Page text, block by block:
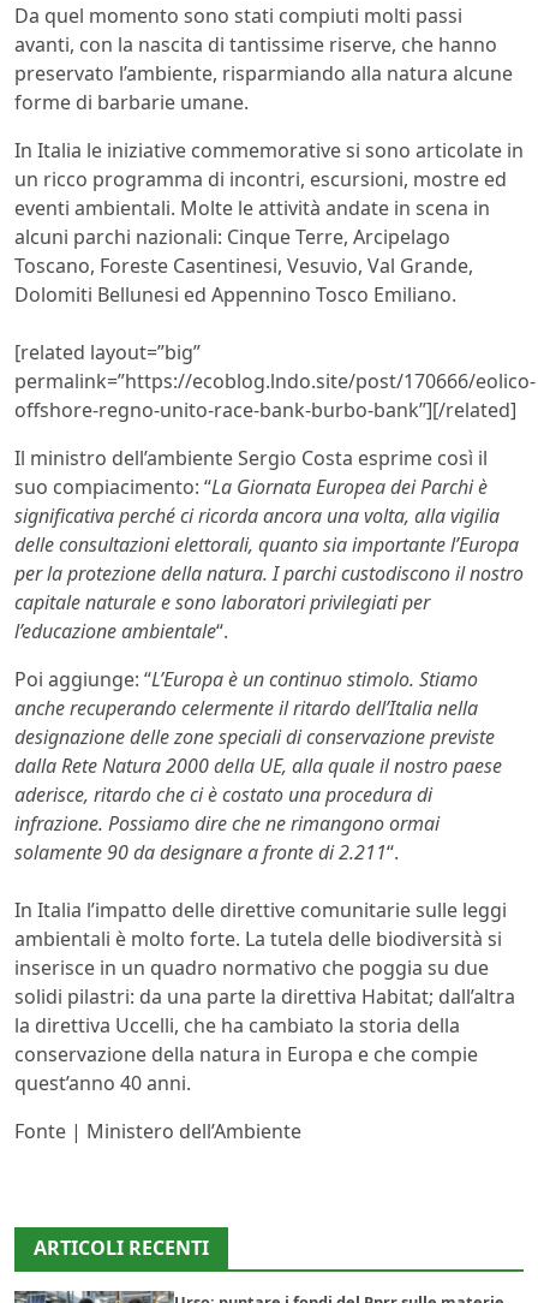
Da quel momento sono stati compiuti molti passi
avanti, con la nascita di tantissime riserve, che hanno
preservato l’ambiente, risparmiando alla natura alcune
forme di barbarie umane.
In Italia le iniziative commemorative si sono articolate in
un ricco programma di incontri, escursioni, mostre ed
eventi ambientali. Molte le attività andate in scena in
alcuni parchi nazionali: Cinque Terre, Arcipelago
Toscano, Foreste Casentinesi, Vesuvio, Val Grande,
Dolomiti Bellunesi ed Appennino Tosco Emiliano.
[related layout=”big”
permalink=”https://ecoblog.lndo.site/post/170666/eolico-
offshore-regno-unito-race-bank-burbo-bank”][/related]
Il ministro dell’ambiente Sergio Costa esprime così il
suo compiacimento: “La Giornata Europea dei Parchi è
significativa perché ci ricorda ancora una volta, alla vigilia
delle consultazioni elettorali, quanto sia importante l’Europa
per la protezione della natura. I parchi custodiscono il nostro
capitale naturale e sono laboratori privilegiati per
l’educazione ambientale“.
Poi aggiunge: “L’Europa è un continuo stimolo. Stiamo
anche recuperando celermente il ritardo dell’Italia nella
designazione delle zone speciali di conservazione previste
dalla Rete Natura 2000 della UE, alla quale il nostro paese
aderisce, ritardo che ci è costato una procedura di
infrazione. Possiamo dire che ne rimangono ormai
solamente 90 da designare a fronte di 2.211“.
In Italia l’impatto delle direttive comunitarie sulle leggi
ambientali è molto forte. La tutela delle biodiversità si
inserisce in un quadro normativo che poggia su due
solidi pilastri: da una parte la direttiva Habitat; dall’altra
la direttiva Uccelli, che ha cambiato la storia della
conservazione della natura in Europa e che compie
quest’anno 40 anni.
Fonte | Ministero dell’Ambiente
ARTICOLI RECENTI